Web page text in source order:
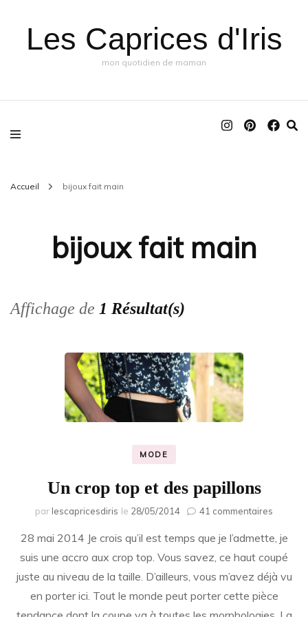
Les Caprices d'Iris
mon quotidien de maman
Accueil bijoux fait main
bijoux fait main
Affichage de 1 Résultat(s)
MODE
Un crop top et des papillons
par lescapricesdiris le 28/05/2014 41 commentaires
crop
top
et
des
28 mai 2014 Je crois qu’il est temps que je l’admette, je
suis une accro aux crop top. Vous savez, ce haut coupé
juste au niveau de la taille. D’ailleurs, vous m’avez déjà vu
en porter ici. Tout le monde peut porter cette pièce